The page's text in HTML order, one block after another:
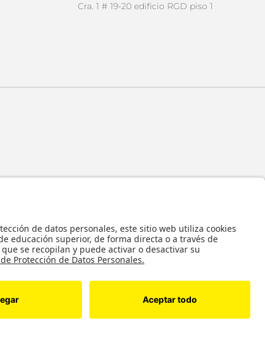
Cra. 1 # 19-20 edificio RGD piso 1
general todos sus contenidos, se encuentran protegidos por las normas
Intelectual, por lo tanto su utilización parcial o total, reproducción,
alquiler, préstamo público e importación, total o parcial, en todo o en